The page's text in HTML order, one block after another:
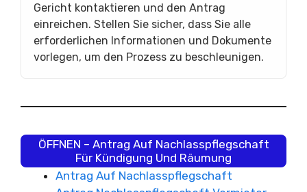
Gericht kontaktieren und den Antrag
einreichen. Stellen Sie sicher, dass Sie alle
erforderlichen Informationen und Dokumente
vorlegen, um den Prozess zu beschleunigen.
ÖFFNEN – Antrag Auf Nachlasspflegschaft
Für Kündigung Und Räumung
Antrag Auf Nachlasspflegschaft